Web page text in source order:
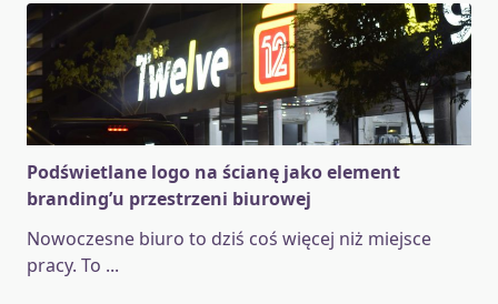
Podświetlane logo na ścianę jako element
branding’u przestrzeni biurowej
Nowoczesne biuro to dziś coś więcej niż miejsce
pracy. To ...